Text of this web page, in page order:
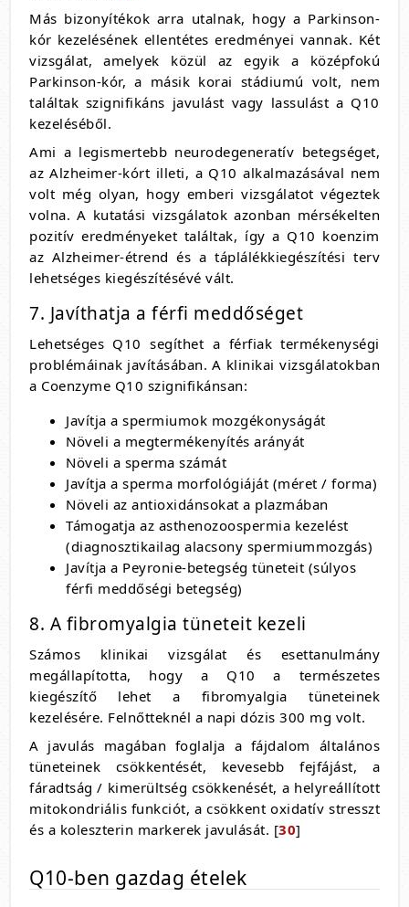
Más bizonyítékok arra utalnak, hogy a Parkinson-
kór kezelésének ellentétes eredményei vannak. Két
vizsgálat, amelyek közül az egyik a középfokú
Parkinson-kór, a másik korai stádiumú volt, nem
találtak szignifikáns javulást vagy lassulást a Q10
kezeléséből.
Ami a legismertebb neurodegeneratív betegséget,
az Alzheimer-kórt illeti, a Q10 alkalmazásával nem
volt még olyan, hogy emberi vizsgálatot végeztek
volna. A kutatási vizsgálatok azonban mérsékelten
pozitív eredményeket találtak, így a Q10 koenzim
az Alzheimer-étrend és a táplálékkiegészítési terv
lehetséges kiegészítésévé vált.
7. Javíthatja a férfi meddőséget
Lehetséges Q10 segíthet a férfiak termékenységi
problémáinak javításában. A klinikai vizsgálatokban
a Coenzyme Q10 szignifikánsan:
Javítja a spermiumok mozgékonyságát
Növeli a megtermékenyítés arányát
Növeli a sperma számát
Javítja a sperma morfológiáját (méret / forma)
Növeli az antioxidánsokat a plazmában
Támogatja az asthenozoospermia kezelést
(diagnosztikailag alacsony spermiummozgás)
Javítja a Peyronie-betegség tüneteit (súlyos
férfi meddőségi betegség)
8. A fibromyalgia tüneteit kezeli
Számos klinikai vizsgálat és esettanulmány
megállapította, hogy a Q10 a természetes
kiegészítő lehet a fibromyalgia tüneteinek
kezelésére. Felnőtteknél a napi dózis 300 mg volt.
A javulás magában foglalja a fájdalom általános
tüneteinek csökkentését, kevesebb fejfájást, a
fáradtság / kimerültség csökkenését, a helyreállított
mitokondriális funkciót, a csökkent oxidatív stresszt
és a koleszterin markerek javulását. [30]
Q10-ben gazdag ételek